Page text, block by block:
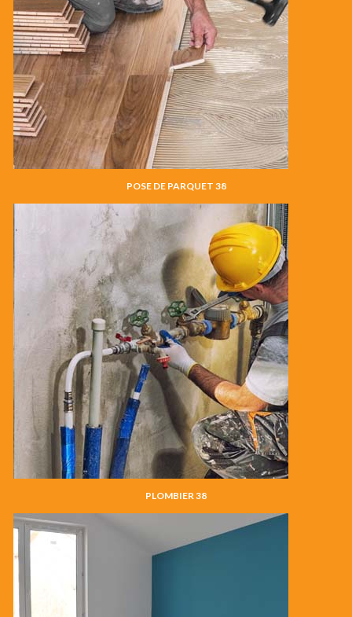
POSE DE PARQUET 38
PLOMBIER 38